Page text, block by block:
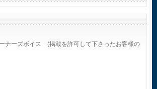
ナーズボイス (掲載を許可して下さったお客様の